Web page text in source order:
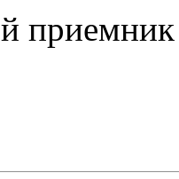
приемник